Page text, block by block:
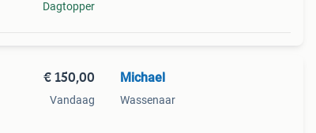
Dagtopper
€ 150,00
Vandaag
Michael
Wassenaar